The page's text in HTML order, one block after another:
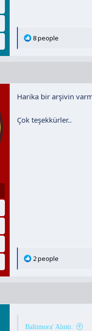
T
l
e
8 people
Harika bir arşivin
Çok teşekkürler..
T
l
r
2 people
Baltimora' Alıntı: